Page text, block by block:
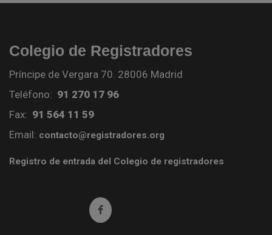
Colegio de Registradores
Príncipe de Vergara 70. 28006 Madrid
Teléfono: 91 270 17 96
Fax: 91 564 11 59
Email: contacto@registradores.org
Registro de entrada del Colegio de registradores
Ir a facebook (abre en ventana nueva)